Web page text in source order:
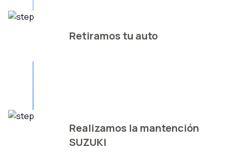
Retiramos tu auto
Realizamos la mantención
SUZUKI